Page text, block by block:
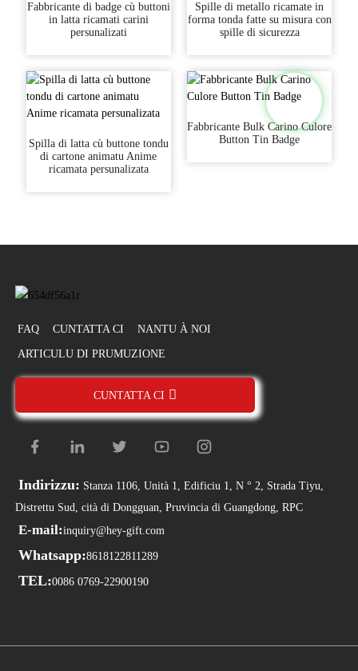
Fabbricante di badge cù buttoni
in latta ricamati carini
persunalizati
Spille di metallo ricamate in
forma tonda fatte su misura con
spille di sicurezza
Spilla di latta cù buttone tondu
di cartone animatu Anime
ricamata persunalizata
Fabbricante Bulk Carino Culore
Button Tin Badge
FAQ CUNTATTA CI NANTU À NOI
ARTICULU DI PRUMUZIONE
CUNTATTA CI
Indirizzu: Stanza 1106, Unità 1, Edificiu 1, N ° 2, Strada Tiyu,
Distrettu Sud, cità di Dongguan, Pruvincia di Guangdong, RPC
E-mail:inquiry@hey-gift.com
Whatsapp:8618122811289
TEL:0086 0769-22900190